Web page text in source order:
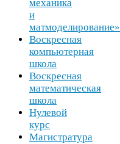
механика
и
матмоделирование»
Воскресная
компьютерная
школа
Воскресная
математическая
школа
Нулевой
курс
Магистратура